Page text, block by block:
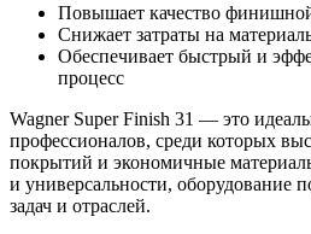
Повышает качество
Снижает затраты на
Обеспечивает быстрый и
процесс
Wagner Super Finish 31 — это
профессионалов, среди которых
покрытий и экономичные
и универсальности, оборудование
задач и отраслей.